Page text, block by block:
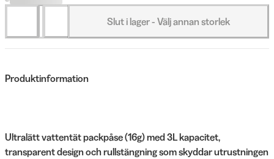
Slut i lager - Välj annan storlek
Produktinformation
Ultralätt vattentät packpåse (16g) med 3L kapacitet,
transparent design och rullstängning som skyddar utrustningen